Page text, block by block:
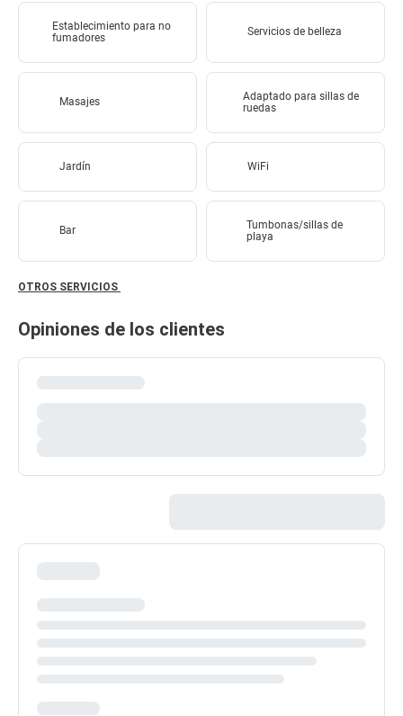
Establecimiento para no
fumadores
Servicios de belleza
Masajes
Adaptado para sillas de
ruedas
Jardín WiFi
Bar
Tumbonas/sillas de
playa
OTROS SERVICIOS
Opiniones de los clientes